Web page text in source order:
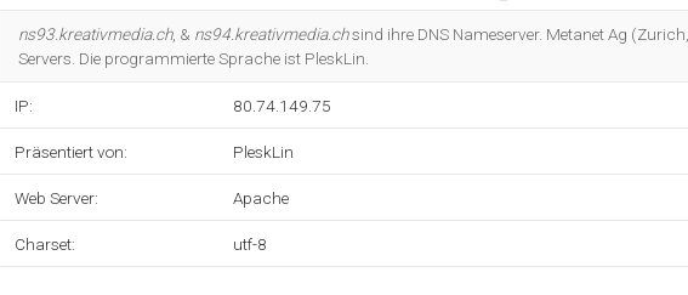
ns93.kreativmedia.ch, & ns94.kreativmedia.chsind ihre DNS Nameserver. Metanet Ag
Servers. Die programmierte Sprache ist PleskLin.
IP: 80.74.149.75
Präsentiert von: PleskLin
Web Server: Apache
Charset: utf-8